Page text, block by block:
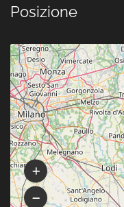
Posizione